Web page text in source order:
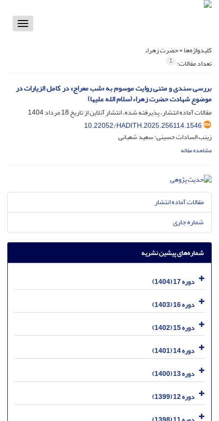
Toggle
کلیدواژه‌ها =حضرت زهراء
تعداد مقالات: 1
بررسی سندی و متنی روایت موسوم به «شب معراج» در کامل الزیارات در
موضوع شهادت حضرت زهراء(سلام الله علیها)
مقالات آماده انتشار، پذیرفته شده، انتشار آنلاین از تاریخ18 مرداد 1404
10.22052/HADITH.2025.256114.1546
زینب السادات حسینی؛ سعید شعبانی
مشاهده مقاله
مقالات آماده انتشار
شماره جاری
شماره‌های پیشین نشریه
دوره 17 (1404)
دوره 16 (1403)
دوره 15 (1402)
دوره 14 (1401)
دوره 13 (1400)
دوره 12 (1399)